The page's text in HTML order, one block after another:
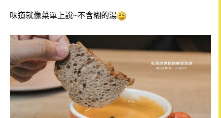
味道就像菜單上說~不含糊的湯